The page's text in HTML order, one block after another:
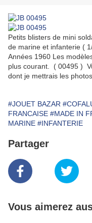
Petits blisters de mini
de marine et infanterie (
Années 1960 Les
plus courant. ( 00495 )
dont je mettrais les
#JOUET BAZAR
FRANCAISE #MADE IN
MARINE #INFANTERIE
Partager
Vous aimerez